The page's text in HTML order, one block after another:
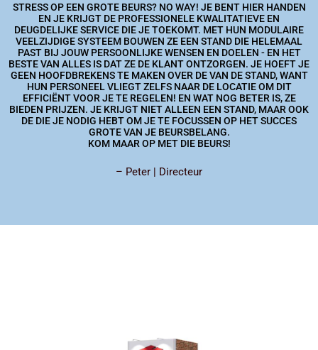
STRESS OP EEN GROTE BEURS? NO WAY! JE BENT HIER HANDEN
EN JE KRIJGT DE PROFESSIONELE KWALITATIEVE EN
DEUGDELIJKE SERVICE DIE JE TOEKOMT. MET HUN MODULAIRE
VEELZIJDIGE SYSTEEM BOUWEN ZE EEN STAND DIE HELEMAAL
PAST BIJ JOUW PERSOONLIJKE WENSEN EN DOELEN - EN HET
BESTE VAN ALLES IS DAT ZE DE KLANT ONTZORGEN. JE HOEFT JE
GEEN HOOFDBREKENS TE MAKEN OVER DE VAN DE STAND, WANT
HUN PERSONEEL VLIEGT ZELFS NAAR DE LOCATIE OM DIT
EFFICIËNT VOOR JE TE REGELEN! EN WAT NOG BETER IS, ZE
BIEDEN PRIJZEN. JE KRIJGT NIET ALLEEN EEN STAND, MAAR OOK
DE DIE JE NODIG HEBT OM JE TE FOCUSSEN OP HET SUCCES
GROTE VAN JE BEURSBELANG.
KOM MAAR OP MET DIE BEURS!
– Peter | Directeur